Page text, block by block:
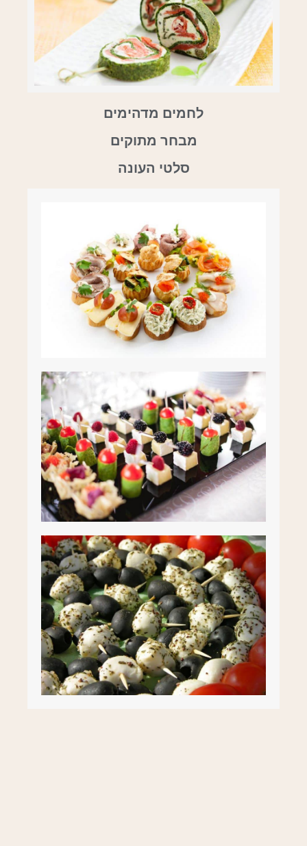
לחמים מדהימים
מבחר מתוקים
סלטי העונה